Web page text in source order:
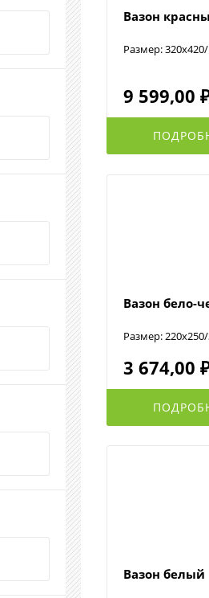
Вазон
Размер: 320x420/
9 599,00
Вазон бело-
Размер:
3 674,00
Вазон белый